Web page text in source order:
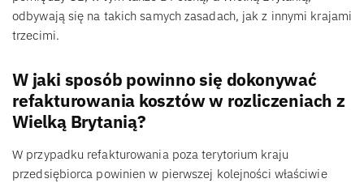
odbywają się na takich samych zasadach, jak z innymi krajami
trzecimi.
W jaki sposób powinno się dokonywać
refakturowania kosztów w rozliczeniach z
Wielką Brytanią?
W przypadku refakturowania poza terytorium kraju
przedsiębiorca powinien w pierwszej kolejności właściwie